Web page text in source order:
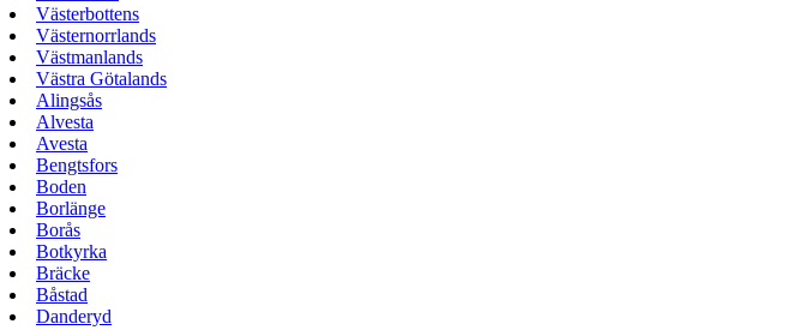
Västerbottens
Västernorrlands
Västmanlands
Västra Götalands
Alingsås
Alvesta
Avesta
Bengtsfors
Boden
Borlänge
Borås
Botkyrka
Bräcke
Båstad
Danderyd